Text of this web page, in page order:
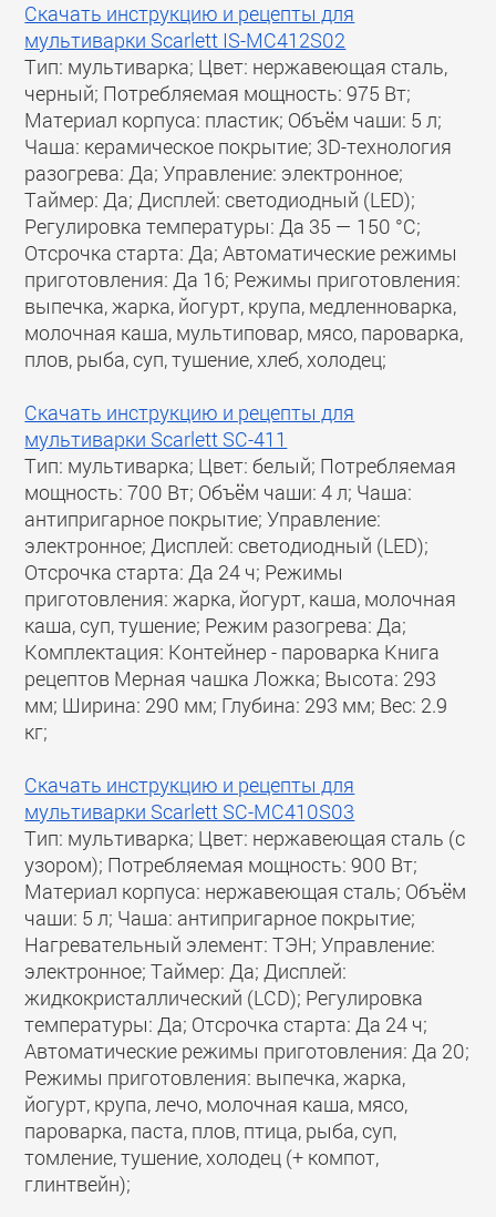
Скачать инструкцию и рецепты для
мультиварки Scarlett IS-MC412S02
Тип: мультиварка; Цвет: нержавеющая сталь,
черный; Потребляемая мощность: 975 Вт;
Материал корпуса: пластик; Объём чаши: 5 л;
Чаша: керамическое покрытие; 3D-технология
разогрева: Да; Управление: электронное;
Таймер: Да; Дисплей: светодиодный (LED);
Регулировка температуры: Да 35 — 150 °C;
Отсрочка старта: Да; Автоматические режимы
приготовления: Да 16; Режимы приготовления:
выпечка, жарка, йогурт, крупа, медленноварка,
молочная каша, мультиповар, мясо, пароварка,
плов, рыба, суп, тушение, хлеб, холодец;
Скачать инструкцию и рецепты для
мультиварки Scarlett SC-411
Тип: мультиварка; Цвет: белый; Потребляемая
мощность: 700 Вт; Объём чаши: 4 л; Чаша:
антипригарное покрытие; Управление:
электронное; Дисплей: светодиодный (LED);
Отсрочка старта: Да 24 ч; Режимы
приготовления: жарка, йогурт, каша, молочная
каша, суп, тушение; Режим разогрева: Да;
Комплектация: Контейнер - пароварка Книга
рецептов Мерная чашка Ложка; Высота: 293
мм; Ширина: 290 мм; Глубина: 293 мм; Вес: 2.9
кг;
Скачать инструкцию и рецепты для
мультиварки Scarlett SC-MC410S03
Тип: мультиварка; Цвет: нержавеющая сталь (с
узором); Потребляемая мощность: 900 Вт;
Материал корпуса: нержавеющая сталь; Объём
чаши: 5 л; Чаша: антипригарное покрытие;
Нагревательный элемент: ТЭН; Управление:
электронное; Таймер: Да; Дисплей:
жидкокристаллический (LCD); Регулировка
температуры: Да; Отсрочка старта: Да 24 ч;
Автоматические режимы приготовления: Да 20;
Режимы приготовления: выпечка, жарка,
йогурт, крупа, лечо, молочная каша, мясо,
пароварка, паста, плов, птица, рыба, суп,
томление, тушение, холодец (+ компот,
глинтвейн);